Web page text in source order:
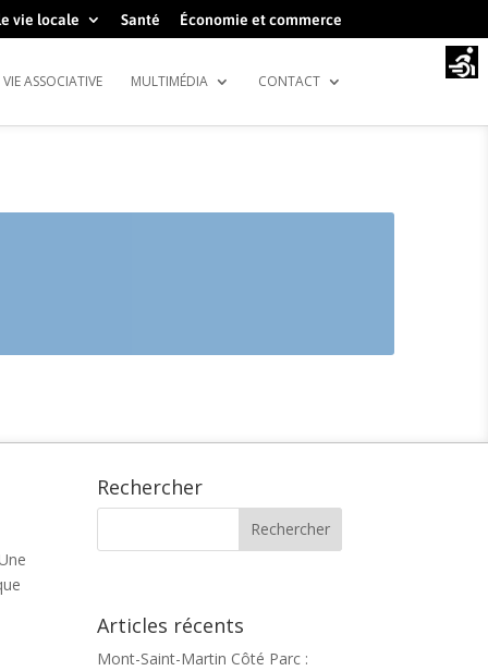
vie locale Santé Économie et commerce
VIE ASSOCIATIVE MULTIMÉDIA CONTACT
Rechercher
Articles récents
Mont-Saint-Martin Côté Parc :